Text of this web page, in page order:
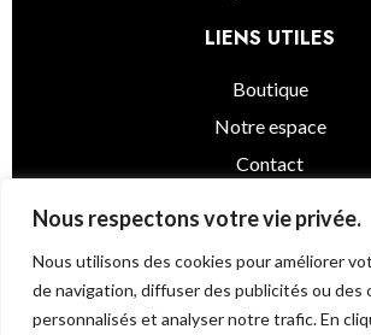
Nous respectons votre vie privée.
Nous utilisons des cookies pour améliorer
de navigation, diffuser des publicités ou des
personnalisés et analyser notre trafic. En
LIENS UTILES
Boutique
Notre espace
Contact